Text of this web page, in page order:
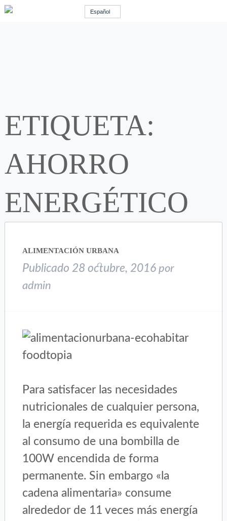
Español
ETIQUETA:
AHORRO
ENERGÉTICO
ALIMENTACIÓN URBANA
Publicado 28 octubre, 2016 por
admin
Para satisfacer las necesidades
nutricionales de cualquier persona,
la energía requerida es equivalente
al consumo de una bombilla de
100W encendida de forma
permanente. Sin embargo «la
cadena alimentaria» consume
alrededor de 11 veces más energía